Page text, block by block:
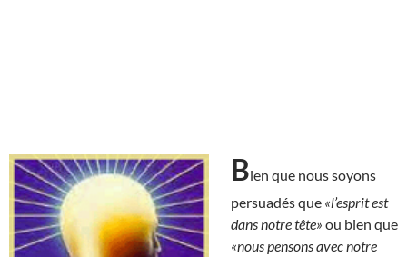
Bien que nous soyons
persuadés que «l’esprit est
dans notre tête» ou bien que
«nous pensons avec notre